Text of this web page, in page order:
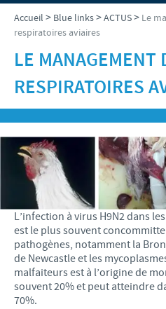
Ceva Santé Animale
Recherche et
Nos valeurs
Notre mission
Notre histoire
LE PROGRAMME
GROUPE CEVA
SYSTÈME D'ALERTE
Volailles
Ovins - Caprins
Bovins
Animaux de Compagnie
ACTUALITÉS ET
Ceva News
ACTUS
Nos vidéos
RESPONSABILITÉS
Importance de la
Contributions
Programmes de soutien
Partenariats scientifiques
Partenariats
Programmes terrain
OFFRES D'EMPLOI
Offre d’emploi
Nos principaux métiers
Processus de recrutement
Votre développement
Espace étudiant
BLUE LINKS
Privilèges Blue links
S'inscrire
CONTACT
Accueil > Blue links>ACTUS> Le
respiratoires aviaires
LE MANAGEMENT
RESPIRATOIRES
L’infection à virus H9N2 dans
est le plus souvent
pathogènes, notamment la
de Newcastle et les
malfaiteurs est à l’origine de
souvent 20% et peut atteindre
70%.